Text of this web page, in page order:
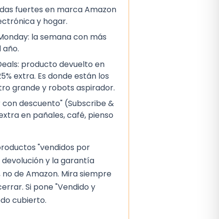
fuertes en marca Amazon
y hogar.
la semana con más
producto devuelto en
extra. Es donde están los
grande y robots aspirador.
descuento" (Subscribe &
en pañales, café, pienso
"vendidos por
y la garantía
de Amazon. Mira siempre
Si pone "Vendido y
cubierto.